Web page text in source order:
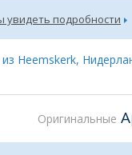
увидеть подробности
Heemskerk,
Оригинальные